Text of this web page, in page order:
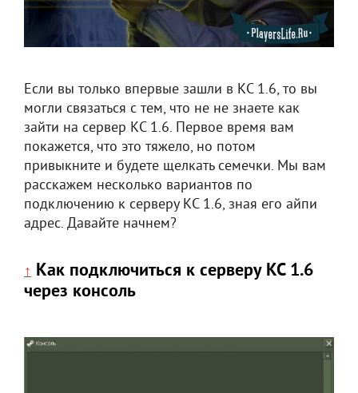
Если вы только впервые зашли в КС 1.6, то вы
могли связаться с тем, что не не знаете как
зайти на сервер КС 1.6. Первое время вам
покажется, что это тяжело, но потом
привыкните и будете щелкать семечки. Мы вам
расскажем несколько вариантов по
подключению к серверу КС 1.6, зная его айпи
адрес. Давайте начнем?
↑ Как подключиться к серверу КС 1.6
через консоль